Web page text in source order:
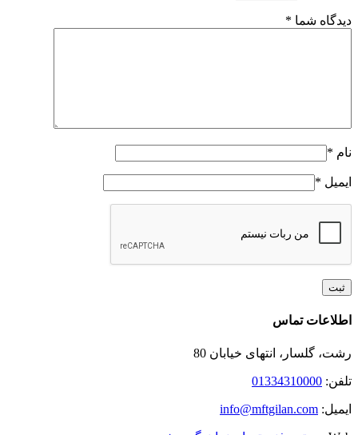
دیدگاه شما *
نام *
ایمیل *
Toggle
Bar
Area
اطلاعات تماس
رشت، گلسار، انتهای خیابان 80
تلفن: 01334310000
ایمیل: info@mftgilan.com